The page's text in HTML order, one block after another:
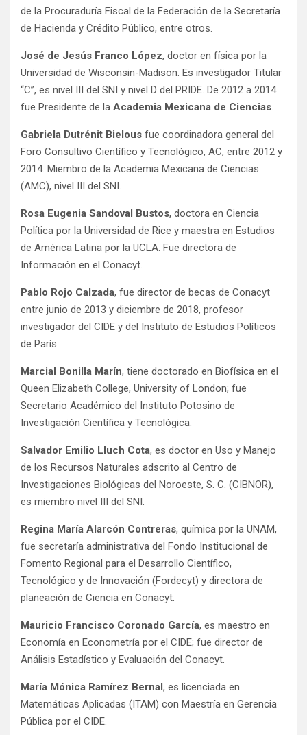
de la Procuraduría Fiscal de la Federación de la Secretaría
de Hacienda y Crédito Público, entre otros.
José de Jesús Franco López, doctor en física por la
Universidad de Wisconsin-Madison. Es investigador Titular
“C”, es nivel III del SNI y nivel D del PRIDE. De 2012 a 2014
fue Presidente de la Academia Mexicana de Ciencias.
Gabriela Dutrénit Bielous fue coordinadora general del
Foro Consultivo Científico y Tecnológico, AC, entre 2012 y
2014. Miembro de la Academia Mexicana de Ciencias
(AMC), nivel III del SNI.
Rosa Eugenia Sandoval Bustos, doctora en Ciencia
Política por la Universidad de Rice y maestra en Estudios
de América Latina por la UCLA. Fue directora de
Información en el Conacyt.
Pablo Rojo Calzada, fue director de becas de Conacyt
entre junio de 2013 y diciembre de 2018, profesor
investigador del CIDE y del Instituto de Estudios Políticos
de París.
Marcial Bonilla Marín, tiene doctorado en Biofísica en el
Queen Elizabeth College, University of London; fue
Secretario Académico del Instituto Potosino de
Investigación Científica y Tecnológica.
Salvador Emilio Lluch Cota, es doctor en Uso y Manejo
de los Recursos Naturales adscrito al Centro de
Investigaciones Biológicas del Noroeste, S. C. (CIBNOR),
es miembro nivel III del SNI.
Regina María Alarcón Contreras, química por la UNAM,
fue secretaría administrativa del Fondo Institucional de
Fomento Regional para el Desarrollo Científico,
Tecnológico y de Innovación (Fordecyt) y directora de
planeación de Ciencia en Conacyt.
Mauricio Francisco Coronado García, es maestro en
Economía en Econometría por el CIDE; fue director de
Análisis Estadístico y Evaluación del Conacyt.
María Mónica Ramírez Bernal, es licenciada en
Matemáticas Aplicadas (ITAM) con Maestría en Gerencia
Pública por el CIDE.